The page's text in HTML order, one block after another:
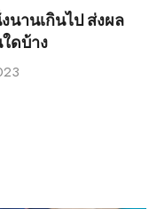
นานเกินไป ส่งผล
ดบ้าง